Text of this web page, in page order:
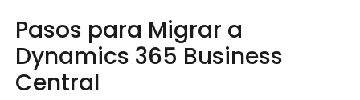
Pasos para Migrar a
Dynamics 365 Business
Central